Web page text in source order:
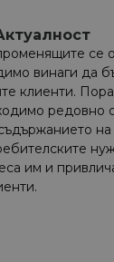
се
винаги да
клиенти.
редовно
на
им и